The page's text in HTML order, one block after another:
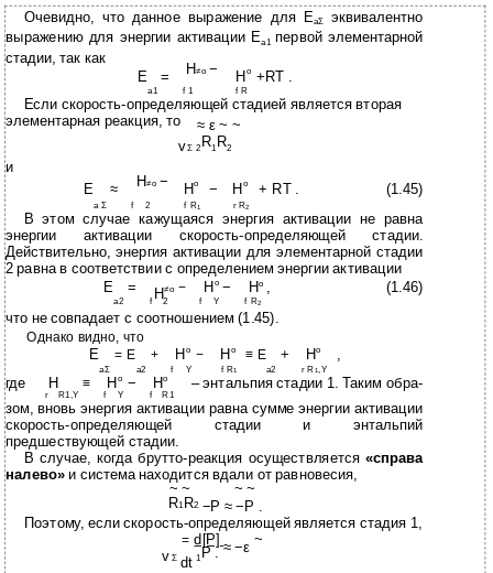
Очевидно, что данное выражение для EaΣ эквивалентно
выражению для энергии активации Ea1первой элементарной
стадии, так как
E
a1
= H≠o − Ho +RT .
f 1 f R
Если скорость-определяющей стадией является вторая
элементарная реакция, то
≈ ε~ ~
vΣ 2 R1 R2
и
E
a Σ
≈
f
H≠o − Ho − Ho + RT . (1.45)
2 f R1 r R2
В этом случае кажущаяся энергия активации не равна
энергии активации скорость-определяющей стадии.
Действительно, энергия активации для элементарной стадии
2 равна в соответствии с определением энергии активации
E
a2
=
f
H≠o −
f
H o − Ho , (1.46)
2 Y f R2
что не совпадает с соотношением (1.45).
Однако видно, что
E
aΣ
= E
a2
+
f
H o − H o ≡ E
a2
+ Ho ,
Y f R1 r R1 ,Y
где
r
H ≡
f
H o −
f
Ho – энтальпия стадии 1. Таким обра-
R1,Y Y R1
зом, вновь энергия активации равна сумме энергии активации
скорость-определяющей стадии и энтальпий
предшествующей стадии.
В случае, когда брутто-реакция осуществляется«справа
налево»и система находится вдали от равновесия,
~ ~
~ ~
R1 R2 −P ≈ −P .
Поэтому, если скорость-определяющей является стадия 1,
= d[P] ≈ −ε ~
v Σ dt1P .